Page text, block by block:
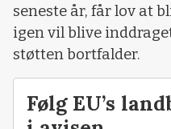
seneste år, får lov at
igen vil blive
støtten bortfalder.
Følg EU’s